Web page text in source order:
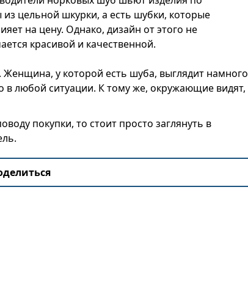
цельной шкурки, а есть шубки, которые
на цену. Однако, дизайн от этого не
красивой и качественной.
у которой есть шуба, выглядит намного
в любой ситуации. К тому же, окружающие видят,
покупки, то стоит просто заглянуть в